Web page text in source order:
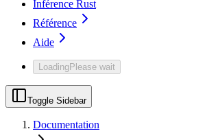
Inférence Rust
Référence
Aide
LoadingPlease wait
Toggle Sidebar
Documentation